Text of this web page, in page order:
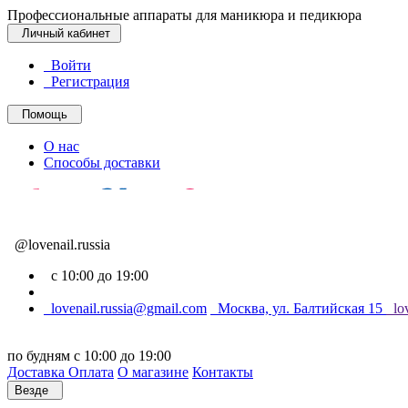
Профессиональные аппараты для маникюра и педикюра
Личный кабинет
Войти
Регистрация
Помощь
О нас
Способы доставки
@lovenail.russia
с 10:00 до 19:00
lovenail.russia@gmail.com Москва, ул. Балтийская 15
по будням с 10:00 до 19:00
Доставка Оплата О магазине Контакты
Везде